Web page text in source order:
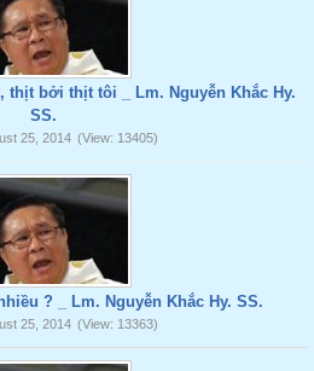
bởi thịt tôi _ Lm. Nguyễn Khắc Hy.
SS.
25, 2014 (View: 13405)
? _ Lm. Nguyễn Khắc Hy. SS.
25, 2014 (View: 13363)